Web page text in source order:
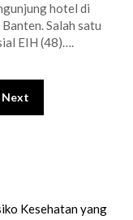
hotel di
Salah satu
EIH (48)….
Next
Kesehatan yang